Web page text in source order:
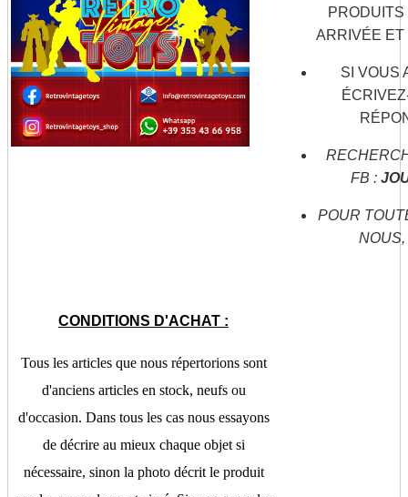
ARRIVÉE ET
SI VOUS
FB :
POUR
CONDITIONS D'ACHAT :
Tous les articles que nous répertorions sont
d'anciens articles en stock, neufs ou
d'occasion. Dans tous les cas nous essayons
de décrire au mieux chaque objet si
nécessaire, sinon la photo décrit le produit